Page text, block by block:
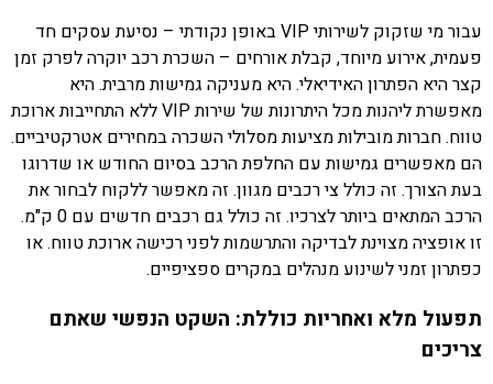
עבור מי שזקוק לשירותי VIP באופן נקודתי – נסיעת עסקים חד
פעמית, אירוע מיוחד, קבלת אורחים – השכרת רכב יוקרה לפרק זמן
קצר היא הפתרון האידיאלי. היא מעניקה גמישות מרבית. היא
מאפשרת ליהנות מכל היתרונות של שירות VIP ללא התחייבות ארוכת
טווח. חברות מובילות מציעות מסלולי השכרה במחירים אטרקטיביים.
הם מאפשרים גמישות עם החלפת הרכב בסיום החודש או שדרוגו
בעת הצורך. זה כולל צי רכבים מגוון. זה מאפשר ללקוח לבחור את
הרכב המתאים ביותר לצרכיו. זה כולל גם רכבים חדשים עם 0 ק"מ.
זו אופציה מצוינת לבדיקה והתרשמות לפני רכישה ארוכת טווח. או
כפתרון זמני לשינוע מנהלים במקרים ספציפיים.
תפעול מלא ואחריות כוללת: השקט הנפשי שאתם
צריכים